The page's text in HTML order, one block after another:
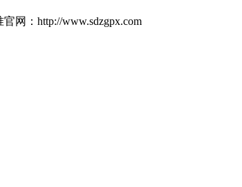
网：http://www.sdzgpx.com